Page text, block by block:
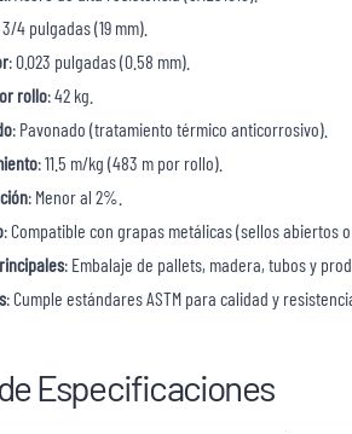
3/4 pulgadas (19 mm).
: 0.023 pulgadas (0.58 mm).
rollo: 42 kg.
: Pavonado (tratamiento térmico anticorrosivo).
: 11.5 m/kg (483 m por rollo).
: Menor al 2%.
: Compatible con grapas metálicas (sellos abiertos
: Embalaje de pallets, madera, tubos y
: Cumple estándares ASTM para calidad y
Especificaciones